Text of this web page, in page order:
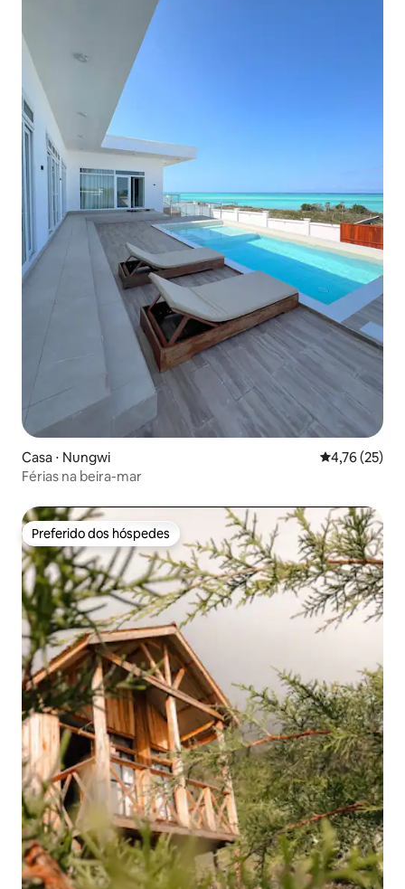
Casa ⋅ Nungwi 4,76 de uma
4,76 (25)
Férias na beira-mar
Preferido dos hóspedes
Preferido dos hóspedes